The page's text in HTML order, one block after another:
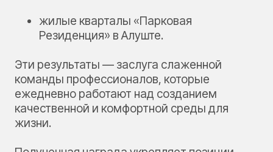
жилые кварталы «Парковая
Резиденция» в Алуште.
Эти результаты — заслуга слаженной
команды профессионалов, которые
ежедневно работают над созданием
качественной и комфортной среды для
жизни.